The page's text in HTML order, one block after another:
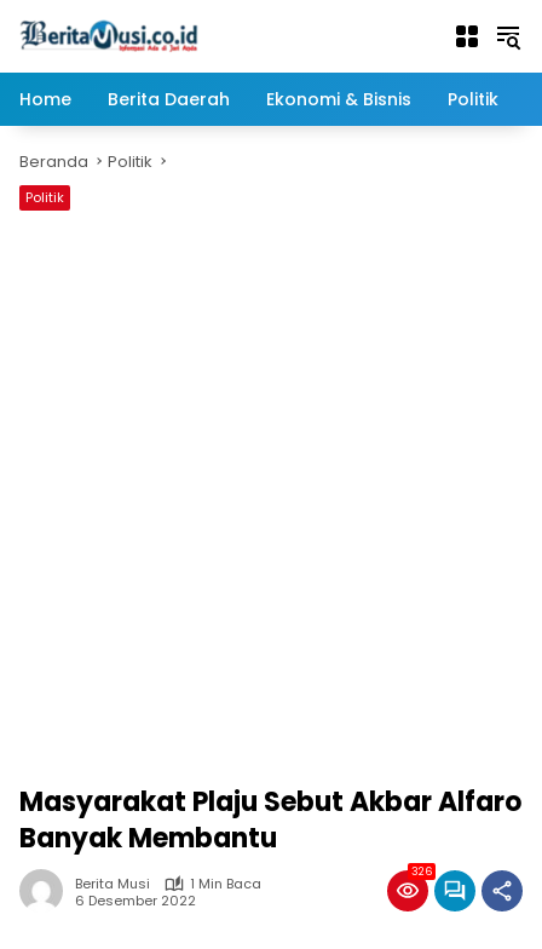
Home
Berita Daerah Ekonomi & Bisnis Politik
Beranda Politik
Politik
Masyarakat Plaju Sebut Akbar Alfaro
Banyak Membantu
Berita Musi
1 Min Baca
6 Desember 2022
326